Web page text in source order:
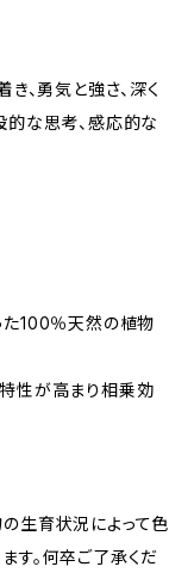
、勇気と強さ、深く
的な思考、感応的な
た100％天然の植物
性が高まり相乗効
生育状況によって色
す。何卒ご了承くだ